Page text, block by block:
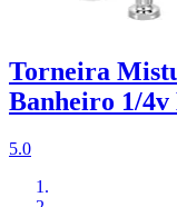
Torneira
Banheiro 1/
5.0